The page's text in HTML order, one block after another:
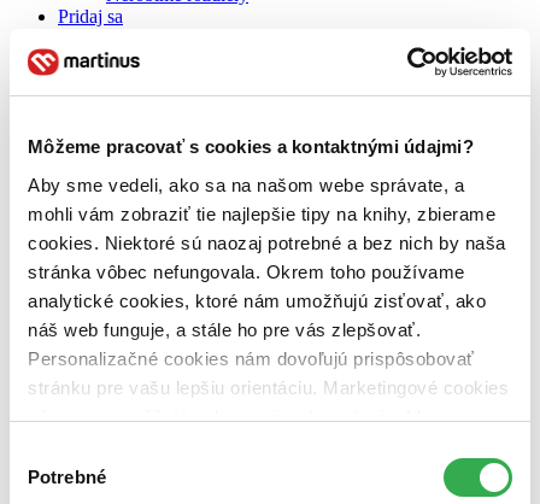
Môžeme pracovať s cookies a kontaktnými údajmi?
Aby sme vedeli, ako sa na našom webe správate, a
mohli vám zobraziť tie najlepšie tipy na knihy, zbierame
cookies. Niektoré sú naozaj potrebné a bez nich by naša
stránka vôbec nefungovala. Okrem toho používame
analytické cookies, ktoré nám umožňujú zisťovať, ako
náš web funguje, a stále ho pre vás zlepšovať.
Personalizačné cookies nám dovoľujú prispôsobovať
stránku pre vašu lepšiu orientáciu. Marketingové cookies
nám zas umožňujú zobrazenie relevantnej reklamy.
nám pomohlo, keby sme mohli používať všetky tieto
súhlasu
Potrebné
Pridaj sa
Aktuálne ponuky
Pošlite mi ponuku
Projekty
Záložky
Náš labák
Knihy roka
Médiá a partneri
Pre médiá
Pre partnerov
Všeobecné kontakty
Blog
Všetky články na tému: dráma
Velikán Hviezdoslav